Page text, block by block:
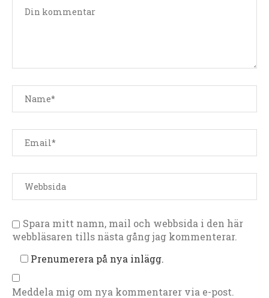
Spara mitt namn, mail och webbsida i den här
webbläsaren tills nästa gång jag kommenterar.
Prenumerera på nya inlägg.
Meddela mig om nya kommentarer via e-post.